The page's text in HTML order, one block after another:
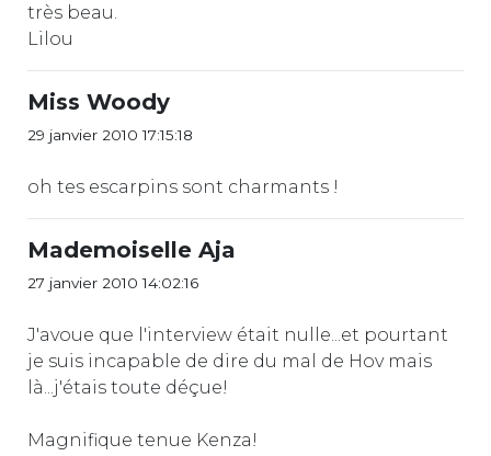
très beau.
Lilou
Miss Woody
29 janvier 2010 17:15:18
oh tes escarpins sont charmants !
Mademoiselle Aja
27 janvier 2010 14:02:16
J'avoue que l'interview était nulle...et pourtant
je suis incapable de dire du mal de Hov mais
là...j'étais toute déçue!
Magnifique tenue Kenza!